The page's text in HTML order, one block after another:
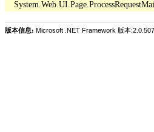
版本信息: Microsoft .NET Framework 版本